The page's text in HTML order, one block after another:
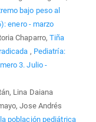
bajo peso al
enero - marzo
Chaparro,Tiña
, Pediatría:
3. Julio -
Lina Daiana
Jose Andrés
población pediátrica